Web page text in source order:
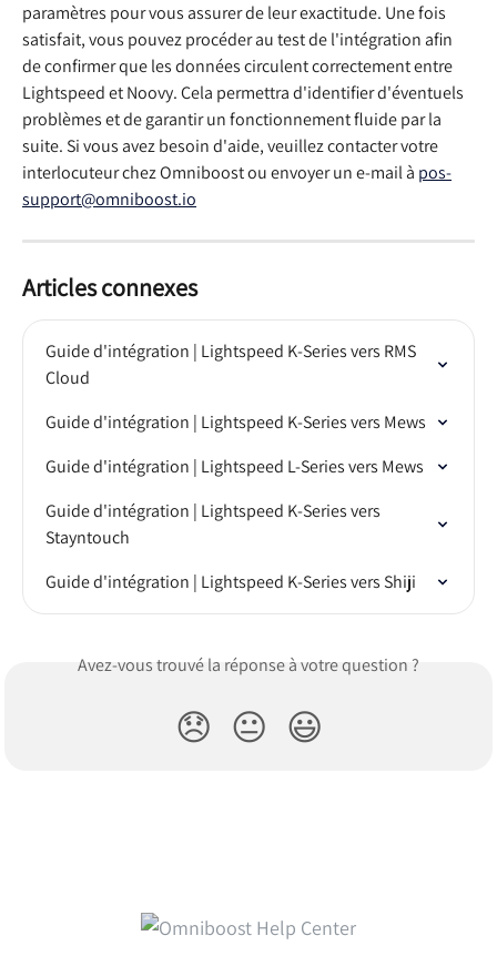
paramètres pour vous assurer de leur exactitude. Une fois
satisfait, vous pouvez procéder au test de l'intégration afin
de confirmer que les données circulent correctement entre
Lightspeed et Noovy. Cela permettra d'identifier d'éventuels
problèmes et de garantir un fonctionnement fluide par la
suite. Si vous avez besoin d'aide, veuillez contacter votre
interlocuteur chez Omniboost ou envoyer un e-mail à pos-
support@omniboost.io
Articles connexes
Guide d'intégration | Lightspeed K-Series vers RMS
Cloud
Guide d'intégration | Lightspeed K-Series vers Mews
Guide d'intégration | Lightspeed L-Series vers Mews
Guide d'intégration | Lightspeed K-Series vers
Stayntouch
Guide d'intégration | Lightspeed K-Series vers Shiji
Avez-vous trouvé la réponse à votre question ?
😞 😐 😃